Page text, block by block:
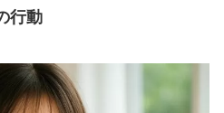
行動